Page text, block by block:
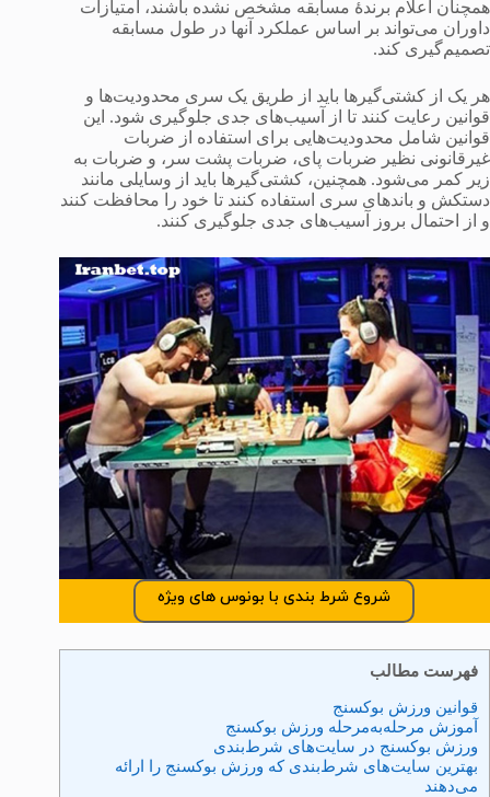
همچنان اعلام برندهٔ مسابقه مشخص نشده باشند، امتیازات
داوران می‌تواند بر اساس عملکرد آنها در طول مسابقه
تصمیم‌گیری کند.
هر یک از کشتی‌گیرها باید از طریق یک سری محدودیت‌ها و
قوانین رعایت کنند تا از آسیب‌های جدی جلوگیری شود. این
قوانین شامل محدودیت‌هایی برای استفاده از ضربات
غیرقانونی نظیر ضربات پای، ضربات پشت سر، و ضربات به
زیر کمر می‌شود. همچنین، کشتی‌گیرها باید از وسایلی مانند
دستکش و باندهای سری استفاده کنند تا خود را محافظت کنند
و از احتمال بروز آسیب‌های جدی جلوگیری کنند.
شروع شرط بندی با بونوس های ویژه
فهرست مطالب
قوانین ورزش بوکسنج
آموزش مرحله‌به‌مرحله ورزش بوکسنج
ورزش بوکسنج در سایت‌های شرط‌بندی
بهترین سایت‌های شرط‌بندی که ورزش بوکسنج را ارائه
می‌دهند